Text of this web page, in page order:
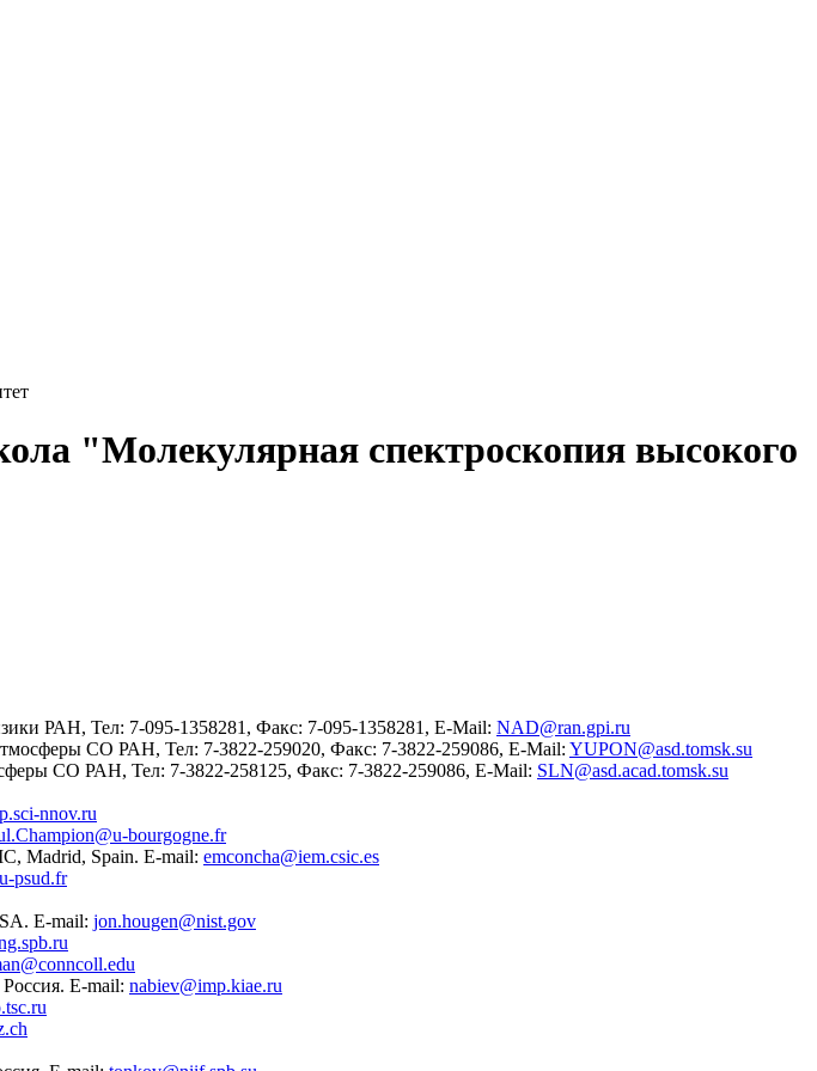
"Молекулярная спектроскопия высокого
РАН, Тел: 7-095-1358281, Факс: 7-095-1358281, E-Mail: NAD@ran.gpi.ru
СО РАН, Тел: 7-3822-259020, Факс: 7-3822-259086, E-Mail: YUPON@asd.tomsk.su
СО РАН, Тел: 7-3822-258125, Факс: 7-3822-259086, E-Mail: SLN@asd.acad.tomsk.su
nnov.ru
bourgogne.fr
Madrid, Spain. E-mail: emconcha@iem.csic.es
psud.fr
E-mail: jon.hougen@nist.gov
E-mail: nabiev@imp.kiae.ru